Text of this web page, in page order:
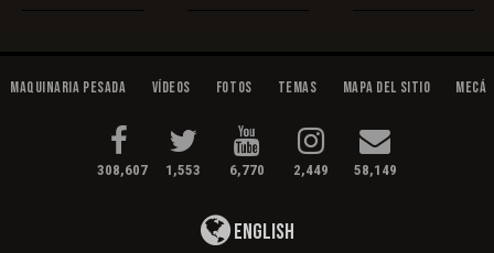
Maquinaria Pesada Vídeos Fotos Temas Mapa del Sitio
308,607 1,553 6,770 2,449 58,149
English